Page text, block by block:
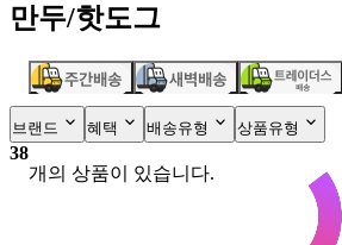
기
만두/핫도그
브랜드 혜택 배송유형 상품유형
38
개의 상품이 있습니다.